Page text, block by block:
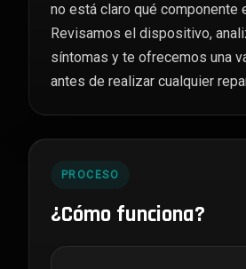
no está claro qué componente
Revisamos el dispositivo,
síntomas y te ofrecemos una
antes de realizar cualquier
PROCESO
¿Cómo funciona?